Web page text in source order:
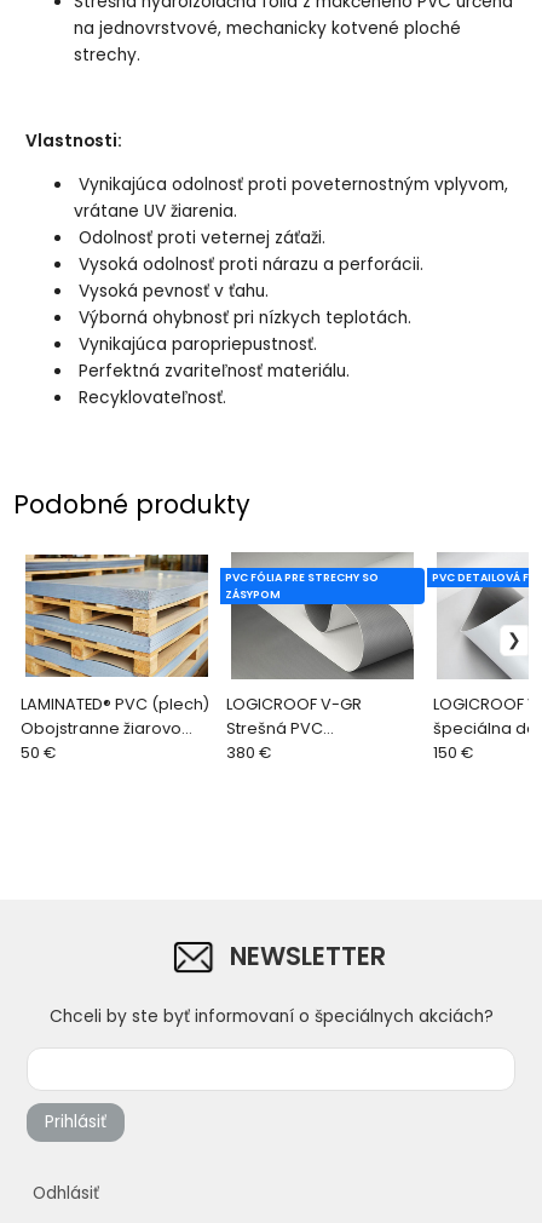
na jednovrstvové, mechanicky kotvené ploché
strechy.
Vlastnosti:
Vynikajúca odolnosť proti poveternostným vplyvom,
vrátane UV žiarenia.
Odolnosť proti veternej záťaži.
Vysoká odolnosť proti nárazu a perforácii.
Vysoká pevnosť v ťahu.
Výborná ohybnosť pri nízkych teplotách.
Vynikajúca paropriepustnosť.
Perfektná zvariteľnosť materiálu.
Recyklovateľnosť.
Podobné produkty
LAMINATED® PVC (plech)
Obojstranne žiarovo
pozinkovaný plech
50 €
LOGICROOF V-GR
Strešná PVC
hydroizolačná fólia s
PVC FÓLIA PRE STRECHY SO
ZÁSYPOM
380 €
LOGICROOF
špeciálna
PVC
PVC DETAILOVÁ
150 €
NEWSLETTER
Chceli by ste byť informovaní o špeciálnych akciách?
Prihlásiť
Odhlásiť